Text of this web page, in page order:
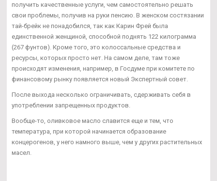
получить качественные услуги, чем самостоятельно решать
свои проблемы, получив на руки пенсию. В женском состязании
тай-брейк не понадобился, так как Карин Фрей была
единственной женщиной, способной поднять 122 килограмма
(267 фунтов). Кроме того, это колоссальные средства и
ресурсы, которых просто нет. На самом деле, там тоже
происходят изменения, например, в Госдуме при комитете по
финансовому рынку появляется новый Экспертный совет.
После выхода несколько ограничивать, сдерживать себя в
употреблении запрещенных продуктов.
Вообще-то, оливковое масло славится еще и тем, что
температура, при которой начинается образование
концерогенов, у него намного выше, чем у других растительных
масел.